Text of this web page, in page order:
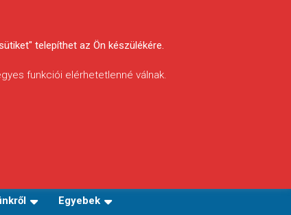
Egyebek
telepíthet az Ön készülékére.
funkciói elérhetetlenné válnak.